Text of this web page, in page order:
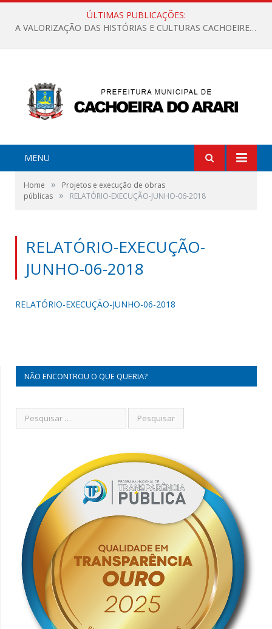
ÚLTIMAS PUBLICAÇÕES:
A VALORIZAÇÃO DAS HISTÓRIAS E CULTURAS CACHOEIRENSES
MENU
Home »
Projetos e execução de obras
públicas » RELATÓRIO-EXECUÇÃO-JUNHO-06-2018
RELATÓRIO-EXECUÇÃO-
JUNHO-06-2018
RELATÓRIO-EXECUÇÃO-JUNHO-06-2018
NÃO ENCONTROU O QUE QUERIA?